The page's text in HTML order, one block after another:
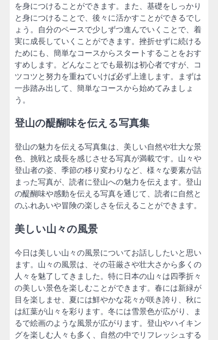
を身につけることができます。また、基礎をしっかり
と身につけることで、後々に活かすことができるでし
ょう。自分のペースで少しずつ進んでいくことで、着
実に成長していくことができます。挫折せずに続ける
ためにも、簡単なコースからスタートすることをおす
すめします。どんなことでも最初は初心者ですが、コ
ツコツと努力を重ねていけば必ず上達します。まずは
一歩踏み出して、簡単なコースから始めてみましょ
う。
登山の醍醐味を伝える写真集
登山の魅力を伝える写真集は、美しい自然や壮大な景
色、挑戦と成長を感じさせる写真が満載です。山々や
登山者の姿、季節の移り変わりなど、様々な要素が詰
まった写真が、読者に登山への魅力を伝えます。登山
の醍醐味や感動を伝える写真を通じて、読者に自然と
のふれあいや冒険の楽しさを伝えることができます。
美しい山々の風景
今日は美しい山々の風景についてお話ししたいと思い
ます。山々の風景は、その荘厳さや壮大さから多くの
人々を魅了してきました。特に日本の山々は四季折々
の美しい景色を楽しむことができます。春には新緑が
目を楽しませ、夏には鮮やかな花々が咲き誇り、秋に
は紅葉が山々を彩ります。冬には雪景色が広がり、ま
るで絵画のような風景が広がります。登山やハイキン
グを楽しむ人々も多く、自然の中でリフレッシュする